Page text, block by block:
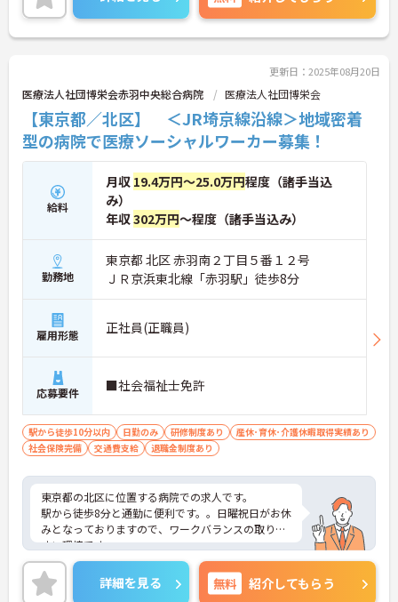
い。
更新日：2025年08月20日
医療法人社団博栄会赤羽中央総合病院 医療法人社団博栄会
【東京都／北区】 ＜JR埼京線沿線＞地域密着
型の病院で医療ソーシャルワーカー募集！
給料
月収 19.4万円～25.0万円程度（諸手当込
み）
年収302万円～程度（諸手当込み）
勤務地
東京都 北区 赤羽南２丁目５番１２号
ＪＲ京浜東北線「赤羽駅」徒歩8分
雇用形態 正社員(正職員)
応募要件 ■社会福祉士免許
駅から徒歩10分以内 日勤のみ 研修制度あり
産休･育休･介護休暇取得実績あり
社会保険完備
交通費支給 退職金制度あり
東京都の北区に位置する病院での求人です。
駅から徒歩8分と通勤に便利です。。日曜祝日がお休
みとなっておりますので、ワークバランスの取りや
すい環境です。
ご興味を持たれた方は面接対策ポイントや求人の詳
細などお話しいたしますのでお気軽にお問い合わせ
下さい。
詳細を見る 無料 紹介してもらう